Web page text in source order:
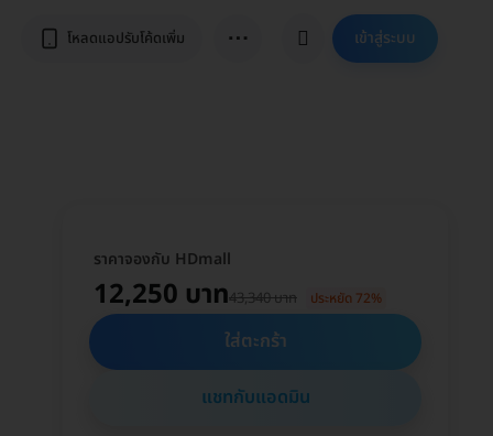
โหลดแอปรับโค้ดเพิ่ม ⋯ เข้าสู่ระบบ
ราคาจองกับ HDmall
12,250 บาท43,340 บาท ประหยัด 72%
ใส่ตะกร้า
แชทกับแอดมิน